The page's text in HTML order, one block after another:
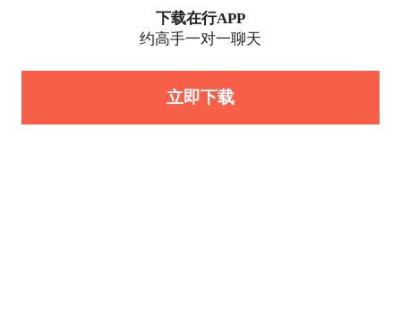
下载在行APP
约高手一对一聊天
立即下载